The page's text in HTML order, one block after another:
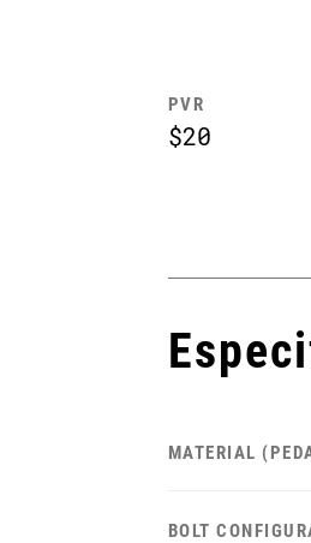
PVR
$20
MATERIAL
BOLT